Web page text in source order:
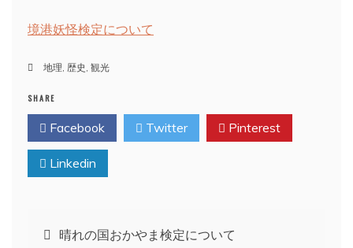
境港妖怪検定について
地理 歴史 観光
SHARE
Facebook Twitter Pinterest
Linkedin
投 晴れの国おかやま検定について